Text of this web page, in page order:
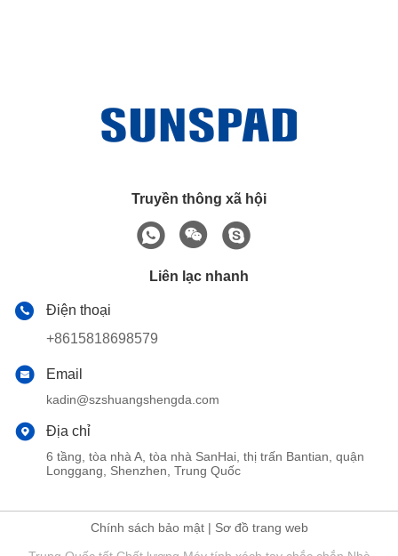
Truyền thông xã hội
Liên lạc nhanh
Điện thoại
+8615818698579
Email
kadin@szshuangshengda.com
Địa chỉ
6 tầng, tòa nhà A, tòa nhà SanHai, thị trấn Bantian, quận
Longgang, Shenzhen, Trung Quốc
Chính sách bảo mật| Sơ đồ trang web